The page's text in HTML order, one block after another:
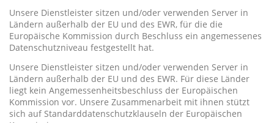
Unsere Dienstleister sitzen und/oder verwenden Server in
Ländern außerhalb der EU und des EWR, für die die
Europäische Kommission durch Beschluss ein angemessenes
Datenschutzniveau festgestellt hat.
Unsere Dienstleister sitzen und/oder verwenden Server in
Ländern außerhalb der EU und des EWR. Für diese Länder
liegt kein Angemessenheitsbeschluss der Europäischen
Kommission vor. Unsere Zusammenarbeit mit ihnen stützt
sich auf Standarddatenschutzklauseln der Europäischen